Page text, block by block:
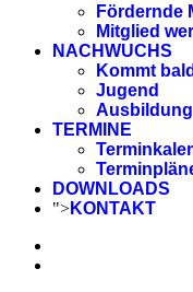
Fördernde
Mitglied
NACHWUCHS
Kommt
Jugend
Ausbildung
TERMINE
DOWNLOADS
">KONTAKT